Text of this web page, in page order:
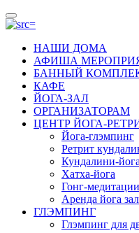
НАШИ ДОМА
АФИША
БАННЫЙ
КАФЕ
ЙОГА-ЗАЛ
ОРГАНИЗАТОРАМ
ЦЕНТР ЙОГА-
Йога-глэмпинг
Ретрит
Кундалини-
Хатха-йога
Гонг-медитации
Аренда йога
ГЛЭМПИНГ
Глэмпинг для